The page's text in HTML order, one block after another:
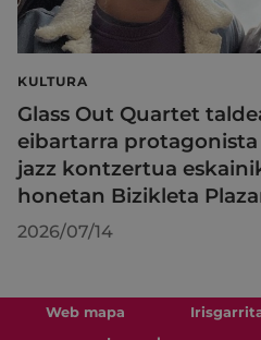
KULTURA
Glass Out Quartet
eibartarra
jazz kontzertua
honetan Bizikleta
2026/07/14
Web mapa